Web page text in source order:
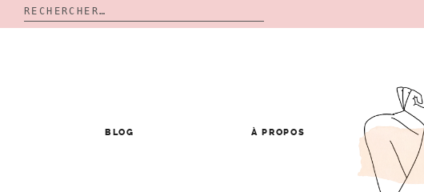
Rechercher :
BLOG À PROPOS